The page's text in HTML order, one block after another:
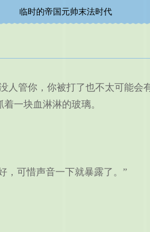
临时的帝国元帅末法时代
管你，你被打了也不太可能会
一块血淋淋的玻璃。
可惜声音一下就暴露了。”